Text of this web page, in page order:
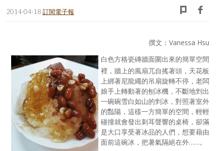
書房集
日記簿
餐桌週記
享樂隨手拍
照相簿
2014-04-18 訂閱電子報
撰文：Vanessa Hsu
白色方格瓷磚牆面圍出來的簡單空間
裡，牆上的風扇兀自搖著頭，天花板
上綁著尼龍繩的吊扇旋轉不停，老闆
娘手上轉動著的刨冰機，不斷地剉出
一碗碗雪白如山的剉冰，對照著室外
的豔陽，這樣一方簡單的空間，輕輕
碰撞就會發出刺耳聲響的桌椅，卻滿
是大口享受著冰品的人們，想要藉由
面前這碗冰，把暑氣隔絕在外……。